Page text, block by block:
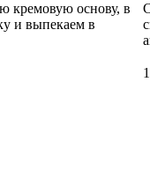
кремовую основу, в
и выпекаем в